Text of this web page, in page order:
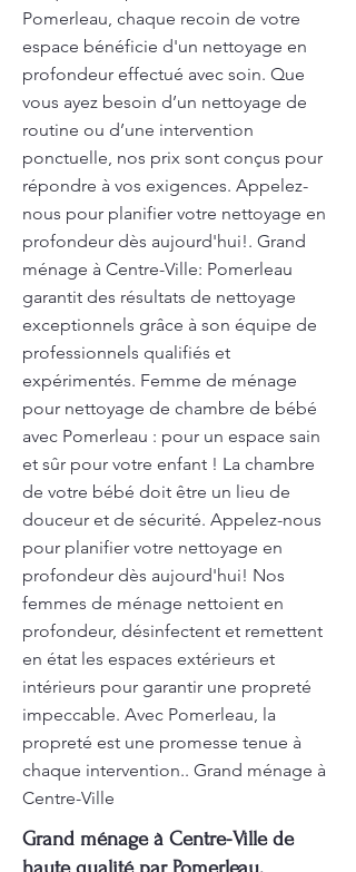
Pomerleau, chaque recoin de votre
espace bénéficie d'un nettoyage en
profondeur effectué avec soin. Que
vous ayez besoin d’un nettoyage de
routine ou d’une intervention
ponctuelle, nos prix sont conçus pour
répondre à vos exigences. Appelez-
nous pour planifier votre nettoyage en
profondeur dès aujourd'hui!. Grand
ménage à Centre-Ville: Pomerleau
garantit des résultats de nettoyage
exceptionnels grâce à son équipe de
professionnels qualifiés et
expérimentés. Femme de ménage
pour nettoyage de chambre de bébé
avec Pomerleau : pour un espace sain
et sûr pour votre enfant ! La chambre
de votre bébé doit être un lieu de
douceur et de sécurité. Appelez-nous
pour planifier votre nettoyage en
profondeur dès aujourd'hui! Nos
femmes de ménage nettoient en
profondeur, désinfectent et remettent
en état les espaces extérieurs et
intérieurs pour garantir une propreté
impeccable. Avec Pomerleau, la
propreté est une promesse tenue à
chaque intervention.. Grand ménage à
Centre-Ville
Grand ménage à Centre-Ville de